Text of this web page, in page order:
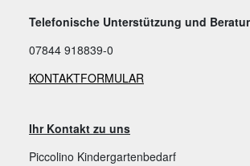
Telefonische Unterstützung und
07844 918839-0
KONTAKTFORMULAR
Ihr Kontakt zu uns
Piccolino Kindergartenbedarf